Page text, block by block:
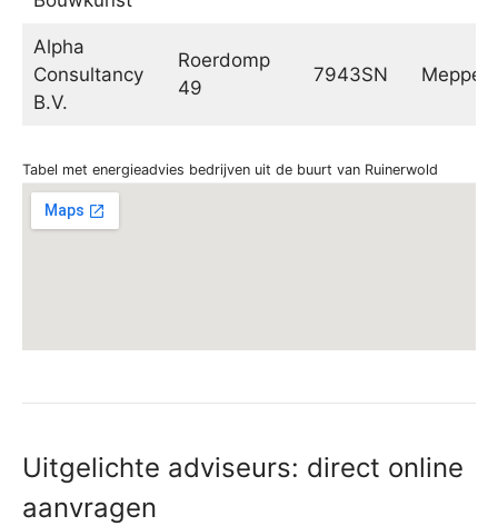
Alpha
Consultancy
B.V.
Roerdomp
49
7943SN Meppel
Tabel met energieadvies bedrijven uit de buurt van Ruinerwold
Uitgelichte adviseurs: direct online
aanvragen